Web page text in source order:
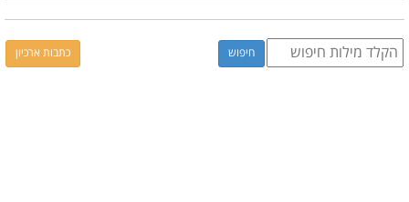
כתבות ארכיון